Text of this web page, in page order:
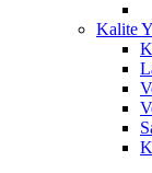
Kalite